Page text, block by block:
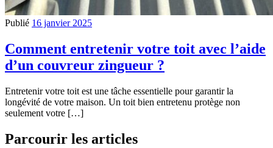
Publié 16 janvier 2025
Comment entretenir votre toit avec l’aide
d’un couvreur zingueur ?
Entretenir votre toit est une tâche essentielle pour garantir la
longévité de votre maison. Un toit bien entretenu protège non
seulement votre […]
Parcourir les articles